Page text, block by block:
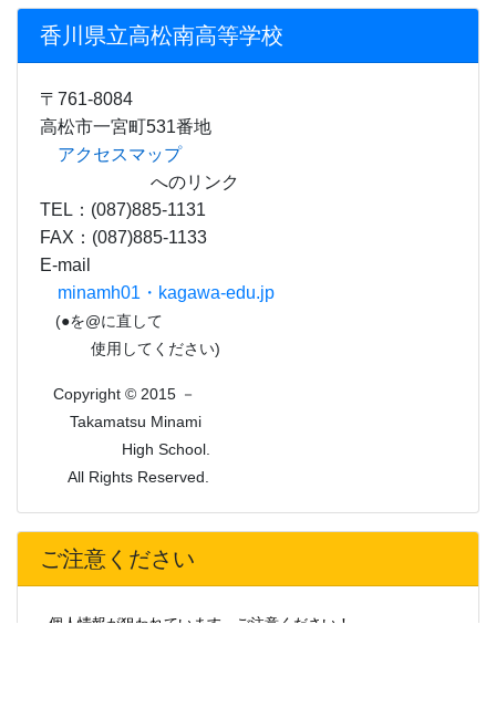
(●を@に直して
Copyright © 2015 －
Takamatsu Minami
High School.
All Rights Reserved.
ご注意ください
個人情報が狙われています。ご注意ください！
そのご家族から携帯電話番号、メールアドレス、住所、生年月
日等の個人情報を聞き出そうとする被害が急増しています。
不審な場合は、相手の氏名、連絡先の確認をしたり、学校へ
問い合わせる等、十分ご注意をお願いします。
また、運送会社を名乗って、学校からの荷物を渡したいと称
てください。